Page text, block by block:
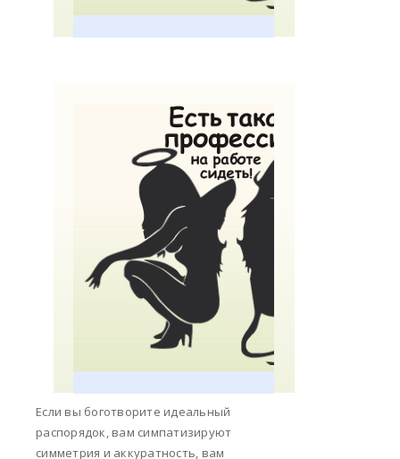
Если вы боготворите идеальный
распорядок, вам симпатизируют
симметрия и аккуратность, вам